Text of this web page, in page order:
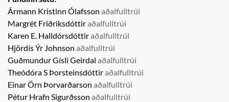
Ármann Kristinn Ólafsson aðalfulltrúi
Margrét Friðriksdóttiraðalfulltrúi
Karen E. Halldórsdóttiraðalfulltrúi
Hjördís Ýr Johnson aðalfulltrúi
Guðmundur Gísli Geirdal aðalfulltrúi
Theódóra S Þorsteinsdóttiraðalfulltrúi
Einar Örn Þorvarðarson aðalfulltrúi
Pétur Hrafn Sigurðsson aðalfulltrúi